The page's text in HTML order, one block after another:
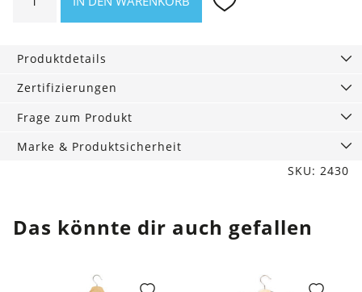
Powered
Menge
Produktdetails
Zertifizierungen
Frage zum Produkt
Marke & Produktsicherheit
SKU: 2430
Das könnte dir auch gefallen